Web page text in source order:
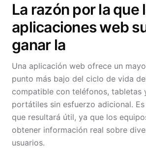
La razón por la que
aplicaciones web
ganar la
Una aplicación web ofrece un
punto más bajo del ciclo de vida
compatible con teléfonos, tabletas
portátiles sin esfuerzo adicional.
que resultará útil, ya que los
obtener información real sobre
usuarios.